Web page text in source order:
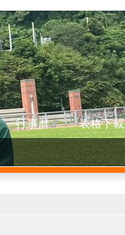
行事曆 表格下載